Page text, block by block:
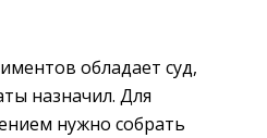
обладает суд,
назначил. Для
нужно собрать